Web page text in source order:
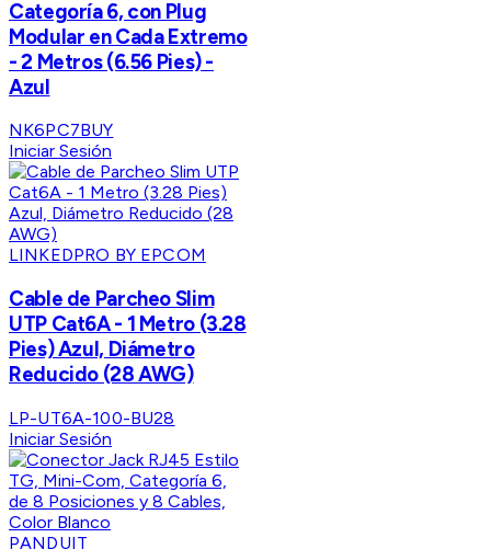
Categoría 6, con Plug
Modular en Cada Extremo
- 2 Metros (6.56 Pies) -
Azul
NK6PC7BUY
Iniciar Sesión
LINKEDPRO BY EPCOM
Cable de Parcheo Slim
UTP Cat6A - 1 Metro (3.28
Pies) Azul, Diámetro
Reducido (28 AWG)
LP-UT6A-100-BU28
Iniciar Sesión
PANDUIT